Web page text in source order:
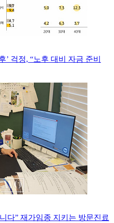
’ 걱정, “노후 대비 자금 준비
다” 재가임종 지키는 방문진료